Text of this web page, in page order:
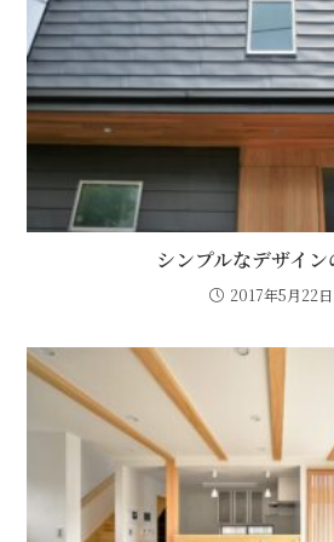
シンプルなデザイ
2017年5月22日